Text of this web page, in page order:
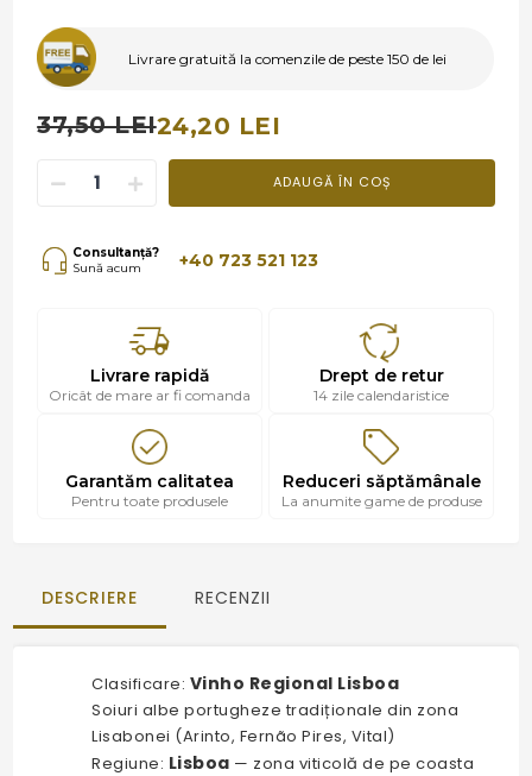
Livrare gratuită la comenzile de peste 150 de lei
37,50 LEI24,20 LEI
ADAUGĂ ÎN COȘ
Consultanță?
Sună acum
+40 723 521 123
Livrare rapidă
Oricât de mare ar fi comanda
Drept de retur
14 zile calendaristice
Garantăm calitatea
Pentru toate produsele
Reduceri săptămânale
La anumite game de produse
DESCRIERE RECENZII
Clasificare: Vinho Regional Lisboa
Soiuri albe portugheze tradiționale din zona
Lisabonei (Arinto, Fernão Pires, Vital)
Regiune: Lisboa — zona viticolă de pe coasta